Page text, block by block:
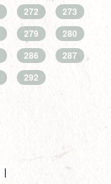
272
273
279
280
286
287
292